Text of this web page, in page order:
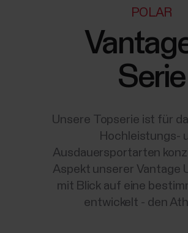
POLAR
Serie
Unsere Topserie ist für
Hochleistungs-
Ausdauersportarten
Aspekt unserer Vantage
mit Blick auf eine
entwickelt - den